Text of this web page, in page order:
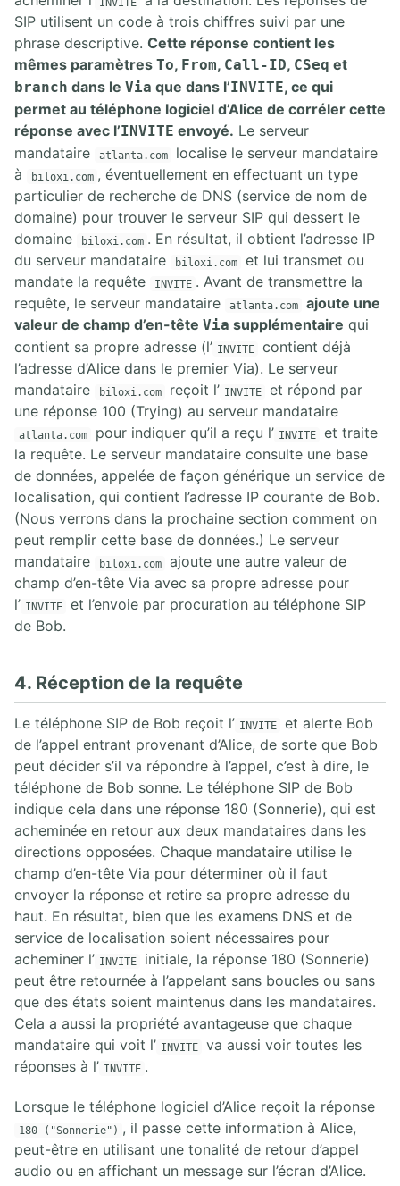
SIP utilisent un code à trois chiffres suivi par une
phrase descriptive. Cette réponse contient les
mêmes paramètres To, From, Call-ID, CSeq et
branch dans le Via que dans l’INVITE, ce qui
permet au téléphone logiciel d’Alice de corréler cette
réponse avec l’INVITE envoyé. Le serveur
mandataire
atlanta.com
localise le serveur mandataire
à
biloxi.com , éventuellement en effectuant un type
particulier de recherche de DNS (service de nom de
domaine) pour trouver le serveur SIP qui dessert le
domaine
biloxi.com . En résultat, il obtient l’adresse IP
du serveur mandataire
biloxi.com
et lui transmet ou
mandate la requête
INVITE . Avant de transmettre la
requête, le serveur mandataire
atlanta.com
ajoute une
valeur de champ d’en-tête Via supplémentaire qui
contient sa propre adresse (l’ INVITE
contient déjà
l’adresse d’Alice dans le premier Via). Le serveur
mandataire
biloxi.com reçoit l’ INVITE
et répond par
une réponse 100 (Trying) au serveur mandataire
atlanta.com pour indiquer qu’il a reçu l’ INVITE
et traite
la requête. Le serveur mandataire consulte une base
de données, appelée de façon générique un service de
localisation, qui contient l’adresse IP courante de Bob.
(Nous verrons dans la prochaine section comment on
peut remplir cette base de données.) Le serveur
mandataire
biloxi.com
ajoute une autre valeur de
champ d’en-tête Via avec sa propre adresse pour
l’ INVITE
et l’envoie par procuration au téléphone SIP
de Bob.
4. Réception de la requête
Le téléphone SIP de Bob reçoit l’ INVITE
et alerte Bob
de l’appel entrant provenant d’Alice, de sorte que Bob
peut décider s’il va répondre à l’appel, c’est à dire, le
téléphone de Bob sonne. Le téléphone SIP de Bob
indique cela dans une réponse 180 (Sonnerie), qui est
acheminée en retour aux deux mandataires dans les
directions opposées. Chaque mandataire utilise le
champ d’en-tête Via pour déterminer où il faut
envoyer la réponse et retire sa propre adresse du
haut. En résultat, bien que les examens DNS et de
service de localisation soient nécessaires pour
acheminer l’ INVITE
initiale, la réponse 180 (Sonnerie)
peut être retournée à l’appelant sans boucles ou sans
que des états soient maintenus dans les mandataires.
Cela a aussi la propriété avantageuse que chaque
mandataire qui voit l’ INVITE
va aussi voir toutes les
réponses à l’ INVITE .
Lorsque le téléphone logiciel d’Alice reçoit la réponse
180 ("Sonnerie") , il passe cette information à Alice,
peut-être en utilisant une tonalité de retour d’appel
audio ou en affichant un message sur l’écran d’Alice.